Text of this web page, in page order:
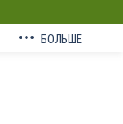
БОЛЬШЕ